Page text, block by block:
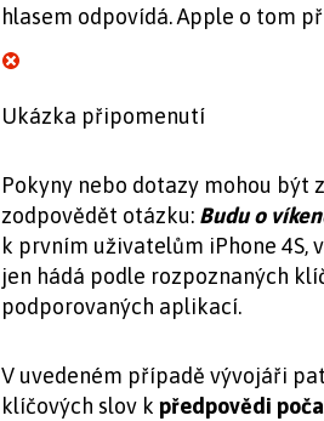
hlasem odpovídá. Apple o tom
Ukázka připomenutí
Pokyny nebo dotazy mohou
zodpovědět otázku: Budu o
k prvním uživatelům iPhone 4S,
jen hádá podle rozpoznaných
podporovaných aplikací.
V uvedeném případě vývojáři
klíčových slov k předpovědi